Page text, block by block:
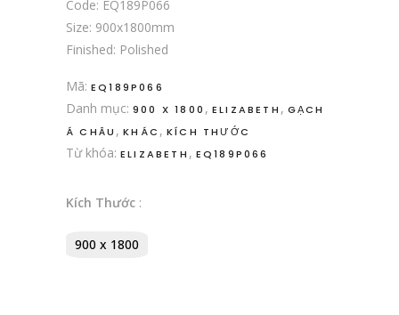
Code: EQ189P066
Size: 900x1800mm
Finished: Polished
Mã: EQ189P066
Danh mục: 900 X 1800 , ELIZABETH , GẠCH
Á CHÂU ,KHÁC ,KÍCH THƯỚC
Từ khóa: ELIZABETH , EQ189P066
Kích Thước :
900 x 1800